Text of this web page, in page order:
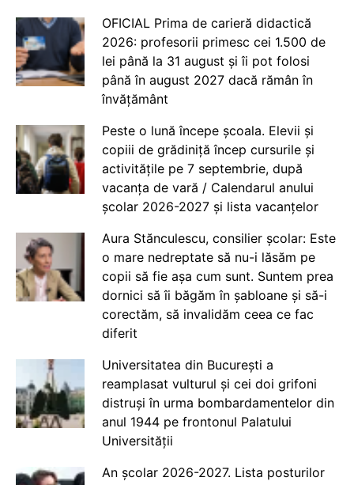
OFICIAL Prima de carieră didactică
2026: profesorii primesc cei 1.500 de
lei până la 31 august și îi pot folosi
până în august 2027 dacă rămân în
învățământ
Peste o lună începe școala. Elevii și
copiii de grădiniță încep cursurile și
activitățile pe 7 septembrie, după
vacanța de vară / Calendarul anului
școlar 2026-2027 și lista vacanțelor
Aura Stănculescu, consilier școlar: Este
o mare nedreptate să nu-i lăsăm pe
copii să fie așa cum sunt. Suntem prea
dornici să îi băgăm în șabloane și să-i
corectăm, să invalidăm ceea ce fac
diferit
Universitatea din București a
reamplasat vulturul și cei doi grifoni
distruși în urma bombardamentelor din
anul 1944 pe frontonul Palatului
Universității
An școlar 2026-2027. Lista posturilor